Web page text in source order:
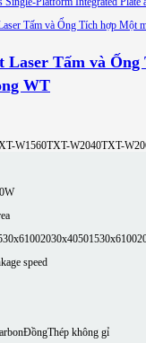
Laser Tấm và
WT
W1560TXT-W2040TXT-
2030x40501530x6100
speed
ĐồngThép không gỉ